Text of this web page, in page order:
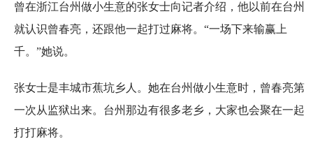
曾在浙江台州做小生意的张女士向记者介绍，他以前在台州
就认识曾春亮，还跟他一起打过麻将。“一场下来输赢上
千。”她说。
张女士是丰城市蕉坑乡人。她在台州做小生意时，曾春亮第
一次从监狱出来。台州那边有很多老乡，大家也会聚在一起
打打麻将。